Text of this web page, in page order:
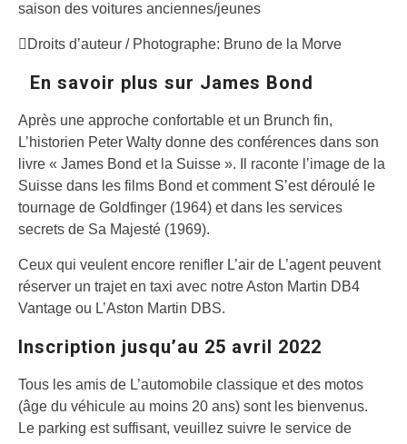
saison des voitures anciennes/jeunes
Droits d’auteur / Photographe: Bruno de la Morve
En savoir plus sur James Bond
Après une approche confortable et un Brunch fin,
L’historien Peter Walty donne des conférences dans son
livre « James Bond et la Suisse ». Il raconte l’image de la
Suisse dans les films Bond et comment S’est déroulé le
tournage de Goldfinger (1964) et dans les services
secrets de Sa Majesté (1969).
Ceux qui veulent encore renifler L’air de L’agent peuvent
réserver un trajet en taxi avec notre Aston Martin DB4
Vantage ou L’Aston Martin DBS.
Inscription jusqu’au 25 avril 2022
Tous les amis de L’automobile classique et des motos
(âge du véhicule au moins 20 ans) sont les bienvenus.
Le parking est suffisant, veuillez suivre le service de